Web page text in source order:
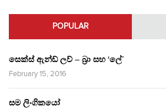
POPULAR
සෙක්ස් ඇන්ඩ් ලව් – බ්‍රා සහ ‘ලේ’
February 15, 2016
සම ලිංගිකයෝ